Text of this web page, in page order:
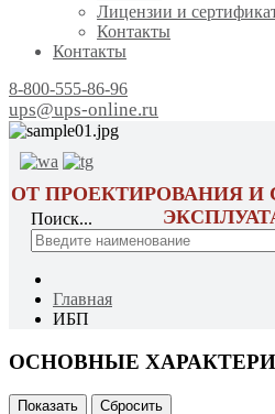
Лицензии и
Контакты
Контакты
8-800-555-86-96
ups@ups-online.ru
ОТ ПРОЕКТИРОВАНИЯ И
Поиск...
Главная
ИБП
ОСНОВНЫЕ